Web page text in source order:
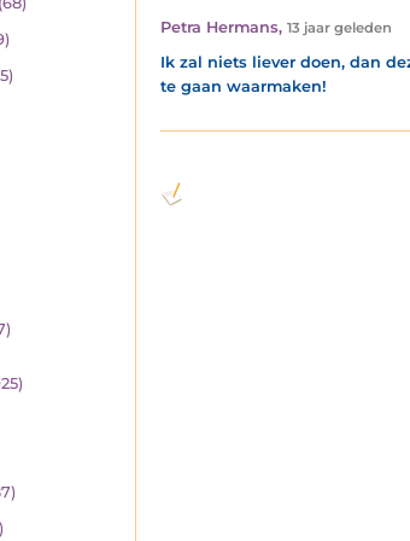
Petra Hermans, 13 jaar geleden
Ik zal niets liever doen, dan
te gaan waarmaken!